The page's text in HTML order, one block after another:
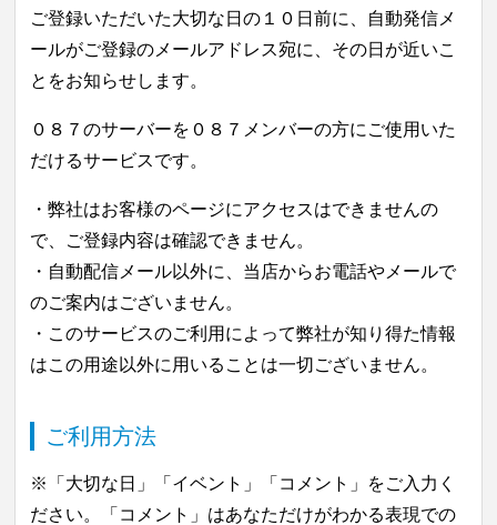
ご登録いただいた大切な日の１０日前に、自動発信メ
ールがご登録のメールアドレス宛に、その日が近いこ
とをお知らせします。
０８７のサーバーを０８７メンバーの方にご使用いた
だけるサービスです。
・弊社はお客様のページにアクセスはできませんの
で、ご登録内容は確認できません。
・自動配信メール以外に、当店からお電話やメールで
のご案内はございません。
・このサービスのご利用によって弊社が知り得た情報
はこの用途以外に用いることは一切ございません。
ご利用方法
※「大切な日」「イベント」「コメント」をご入力く
ださい。「コメント」はあなただけがわかる表現での